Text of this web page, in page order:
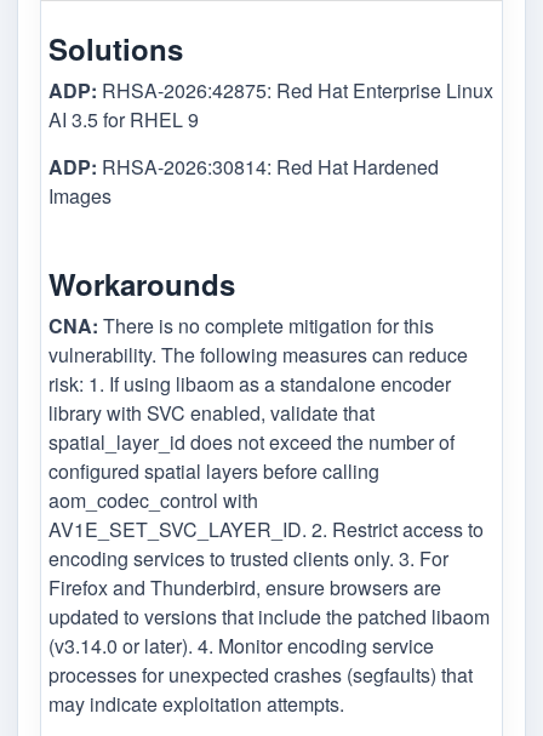
Solutions
ADP: RHSA-2026:42875: Red Hat Enterprise Linux
AI 3.5 for RHEL 9
ADP: RHSA-2026:30814: Red Hat Hardened
Images
Workarounds
CNA: There is no complete mitigation for this
vulnerability. The following measures can reduce
risk: 1. If using libaom as a standalone encoder
library with SVC enabled, validate that
spatial_layer_id does not exceed the number of
configured spatial layers before calling
aom_codec_control with
AV1E_SET_SVC_LAYER_ID. 2. Restrict access to
encoding services to trusted clients only. 3. For
Firefox and Thunderbird, ensure browsers are
updated to versions that include the patched libaom
(v3.14.0 or later). 4. Monitor encoding service
processes for unexpected crashes (segfaults) that
may indicate exploitation attempts.